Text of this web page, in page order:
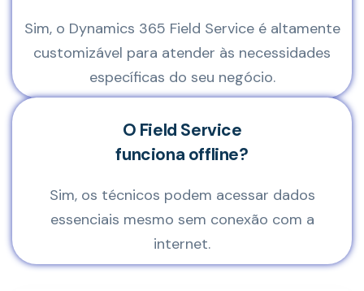
Sim, o Dynamics 365 Field Service é altamente
customizável para atender às necessidades
específicas do seu negócio.
O Field Service
funciona offline?
Sim, os técnicos podem acessar dados
essenciais mesmo sem conexão com a
internet.